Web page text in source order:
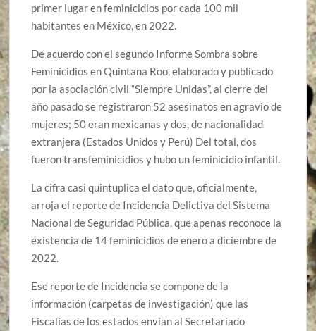
primer lugar en feminicidios por cada 100 mil
habitantes en México, en 2022.
De acuerdo con el segundo Informe Sombra sobre
Feminicidios en Quintana Roo, elaborado y publicado
por la asociación civil “Siempre Unidas”, al cierre del
año pasado se registraron 52 asesinatos en agravio de
mujeres; 50 eran mexicanas y dos, de nacionalidad
extranjera (Estados Unidos y Perú) Del total, dos
fueron transfeminicidios y hubo un feminicidio infantil.
La cifra casi quintuplica el dato que, oficialmente,
arroja el reporte de Incidencia Delictiva del Sistema
Nacional de Seguridad Pública, que apenas reconoce la
existencia de 14 feminicidios de enero a diciembre de
2022.
Ese reporte de Incidencia se compone de la
información (carpetas de investigación) que las
Fiscalías de los estados envían al Secretariado